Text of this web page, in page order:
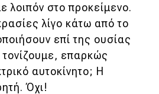
λοιπόν στο προκείμενο.
λίγο κάτω από το
επί της ουσίας
επαρκώς
αυτοκίνητο; Η
Όχι!